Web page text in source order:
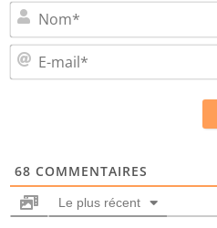
68 COMMENTAIRES
Le plus récent